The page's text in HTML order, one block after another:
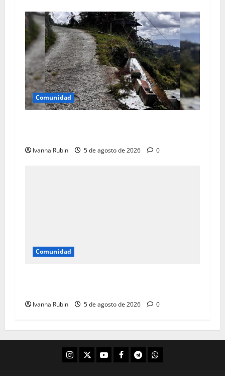
Comunidad
Ivanna Rubin 5 de agosto de 2026 0
Comunidad
Ivanna Rubin 5 de agosto de 2026 0